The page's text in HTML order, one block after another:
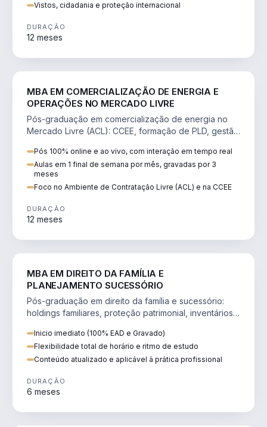
Vistos, cidadania e proteção internacional
DURAÇÃO
12 meses
MBA EM COMERCIALIZAÇÃO DE ENERGIA E
OPERAÇÕES NO MERCADO LIVRE
Pós-graduação em comercialização de energia no
Mercado Livre (ACL): CCEE, formação de PLD, gestão
Pós 100% online e ao vivo, com interação em tempo real
Aulas em 1 final de semana por mês, gravadas por 3
meses
Foco no Ambiente de Contratação Livre (ACL) e na CCEE
DURAÇÃO
12 meses
MBA EM DIREITO DA FAMÍLIA E
PLANEJAMENTO SUCESSÓRIO
Pós-graduação em direito da família e sucessório:
holdings familiares, proteção patrimonial, inventários
Inicio imediato (100% EAD e Gravado)
Flexibilidade total de horário e ritmo de estudo
Conteúdo atualizado e aplicável à prática profissional
DURAÇÃO
6 meses